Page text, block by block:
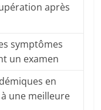
après
symptômes
un examen
en
une meilleure